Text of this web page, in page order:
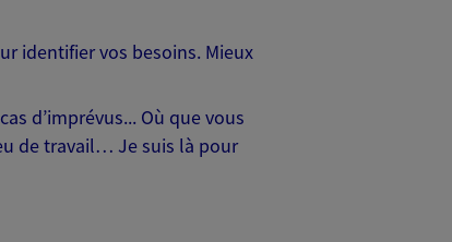
identifier vos besoins. Mieux
d’imprévus... Où que vous
de travail… Je suis là pour